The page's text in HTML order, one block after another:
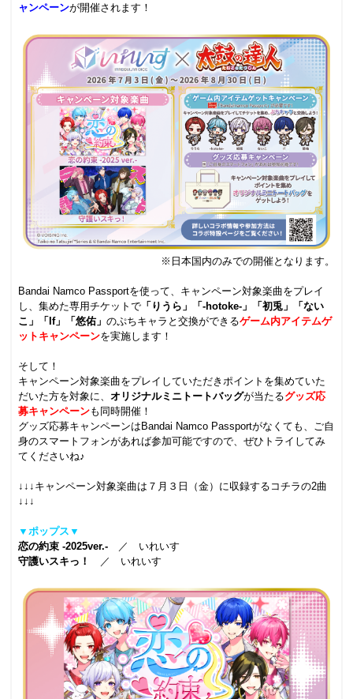
ャンペーンが開催されます！
※日本国内のみでの開催となります。
Bandai Namco Passportを使って、キャンペーン対象楽曲をプレイ
し、集めた専用チケットで 「りうら」「-hotoke-」「初兎」「ない
こ」「If」「悠佑」のぷちキャラと交換ができるゲーム内アイテムゲ
ットキャンペーンを実施します！
そして！
キャンペーン対象楽曲をプレイしていただきポイントを集めていた
だいた方を対象に、オリジナルミニトートバッグが当たるグッズ応
募キャンペーンも同時開催！
グッズ応募キャンペーンはBandai Namco Passportがなくても、ご自
身のスマートフォンがあれば参加可能ですので、ぜひトライしてみ
てくださいね♪
↓↓↓キャンペーン対象楽曲は７月３日（金）に収録するコチラの2曲
↓↓↓
▼ポップス▼
恋の約束 -2025ver.- ／ いれいす
守護いスキっ！
／ いれいす